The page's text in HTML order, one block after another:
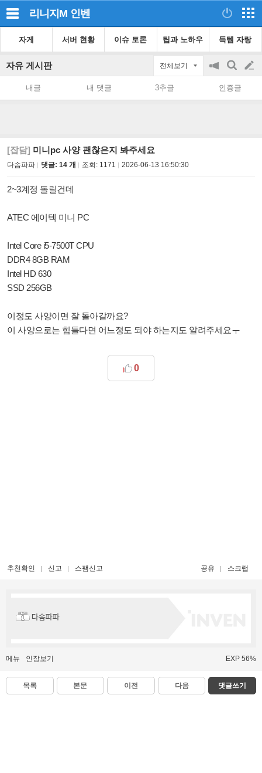
리니지M 인벤
자게 서버 현황 이슈 토론 팁과 노하우 득템 자랑
자유 게시판 전체보기
공
on/off
검
색
글
쓰
내글 내 댓글 3추글 인증글
[잡담] 미니pc 사양 괜찮은지 봐주세요
다솜파파 댓글: 14 개 조회: 1171 2026-06-13 16:50:30
2~3계정 돌릴건데
ATEC 에이텍 미니 PC
Intel Core i5-7500T CPU
DDR4 8GB RAM
Intel HD 630
SSD 256GB
이정도 사양이면 잘 돌아갈까요?
이 사양으로는 힘들다면 어느정도 되야 하는지도 알려주세요ㅜ
0
추천확인 신고 스팸신고 공유 스크랩
다솜파파
메뉴 인장보기 EXP 56%
목록 본문 이전 다음 댓글쓰기